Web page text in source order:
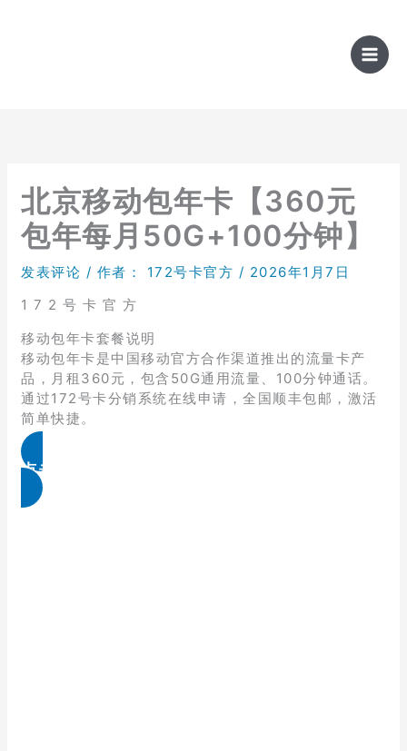
北京移动包年卡【360元
包年每月50G+100分钟】
发表评论 / 作者： 172号卡官方 / 2026年1月7日
1 7 2 号 卡 官 方
移动包年卡套餐说明
移动包年卡是中国移动官方合作渠道推出的流量卡产
品，月租360元，包含50G通用流量、100分钟通话。
通过172号卡分销系统在线申请，全国顺丰包邮，激活
简单快捷。
点击免费领取